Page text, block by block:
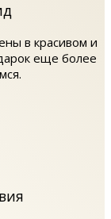
в красивом и
еще более